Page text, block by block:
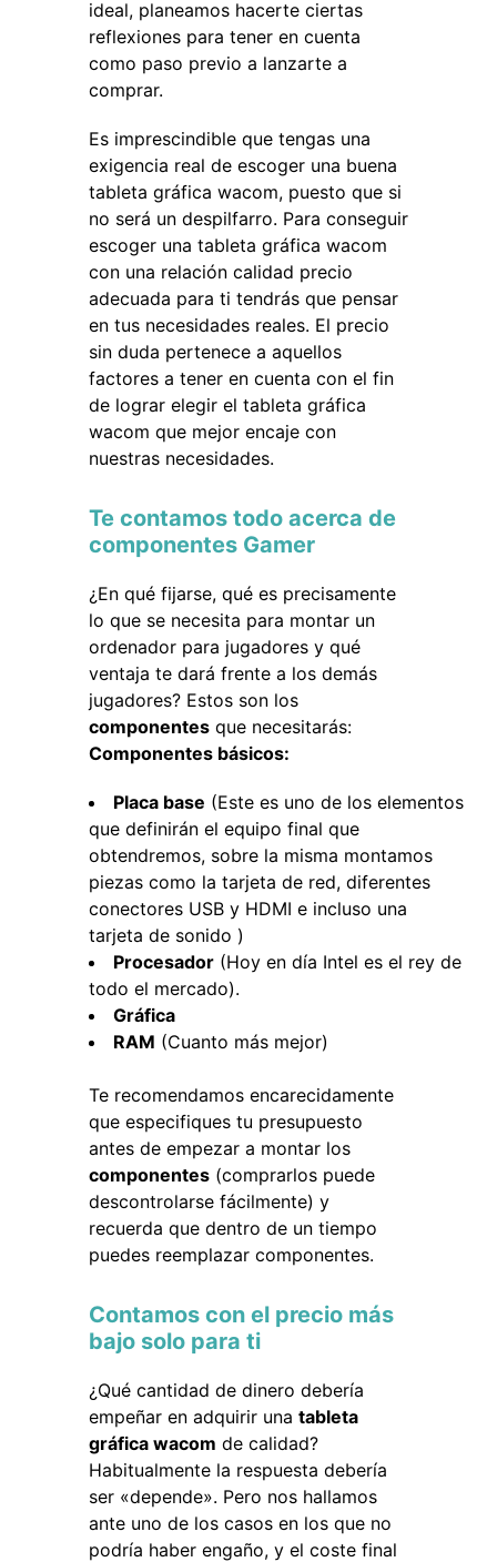
ideal, planeamos hacerte ciertas
reflexiones para tener en cuenta
como paso previo a lanzarte a
comprar.
Es imprescindible que tengas una
exigencia real de escoger una buena
tableta gráfica wacom, puesto que si
no será un despilfarro. Para conseguir
escoger una tableta gráfica wacom
con una relación calidad precio
adecuada para ti tendrás que pensar
en tus necesidades reales. El precio
sin duda pertenece a aquellos
factores a tener en cuenta con el fin
de lograr elegir el tableta gráfica
wacom que mejor encaje con
nuestras necesidades.
Te contamos todo acerca de
componentes Gamer
¿En qué fijarse, qué es precisamente
lo que se necesita para montar un
ordenador para jugadores y qué
ventaja te dará frente a los demás
jugadores? Estos son los
componentes que necesitarás:
Componentes básicos:
Placa base (Este es uno de los elementos
que definirán el equipo final que
obtendremos, sobre la misma montamos
piezas como la tarjeta de red, diferentes
conectores USB y HDMI e incluso una
tarjeta de sonido )
Procesador (Hoy en día Intel es el rey de
todo el mercado).
Gráfica
RAM (Cuanto más mejor)
Te recomendamos encarecidamente
que especifiques tu presupuesto
antes de empezar a montar los
componentes (comprarlos puede
descontrolarse fácilmente) y
recuerda que dentro de un tiempo
puedes reemplazar componentes.
Contamos con el precio más
bajo solo para ti
¿Qué cantidad de dinero debería
empeñar en adquirir una tableta
gráfica wacom de calidad?
Habitualmente la respuesta debería
ser «depende». Pero nos hallamos
ante uno de los casos en los que no
podría haber engaño, y el coste final